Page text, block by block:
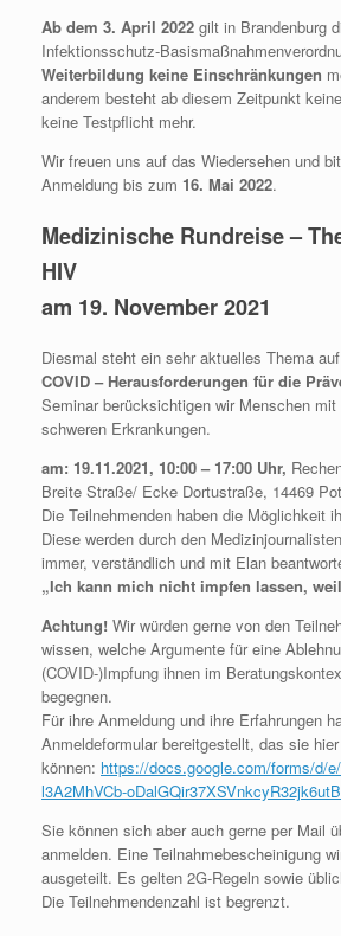
Ab dem 3. April 2022 gilt in Brandenburg
Infektionsschutz-
Weiterbildung keine Einschränkungen
anderem besteht ab diesem Zeitpunkt
keine Testpflicht mehr.
Wir freuen uns auf das Wiedersehen und
Anmeldung bis zum 16. Mai 2022.
Medizinische Rundreise –
HIV
am 19. November 2021
Diesmal steht ein sehr aktuelles Thema
COVID – Herausforderungen für die
Seminar berücksichtigen wir Menschen
schweren Erkrankungen.
am: 19.11.2021, 10:00 – 17:00 Uhr,
Breite Straße/ Ecke Dortustraße, 14469
Die Teilnehmenden haben die Möglichkeit
Diese werden durch den
immer, verständlich und mit Elan
„Ich kann mich nicht impfen lassen,
Achtung! Wir würden gerne von den
wissen, welche Argumente für eine
(COVID-)Impfung ihnen im
begegnen.
Für ihre Anmeldung und ihre Erfahrungen
Anmeldeformular bereitgestellt, das sie
können: https://docs.google.com/forms/d/
l3A2MhVCb-
Sie können sich aber auch gerne per Mail
anmelden. Eine Teilnahmebescheinigung
ausgeteilt. Es gelten 2G-Regeln sowie
Die Teilnehmendenzahl ist begrenzt.